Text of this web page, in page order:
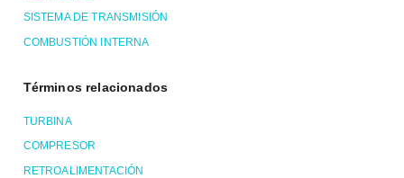
SISTEMA DE TRANSMISIÓN
COMBUSTIÓN INTERNA
Términos relacionados
TURBINA
COMPRESOR
RETROALIMENTACIÓN